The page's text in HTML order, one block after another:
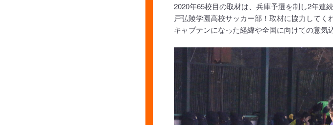
2020年65校目の取材は、兵庫予選を制し2年連
戸弘陵学園高校サッカー部！取材に協力してく
キャプテンになった経緯や全国に向けての意気